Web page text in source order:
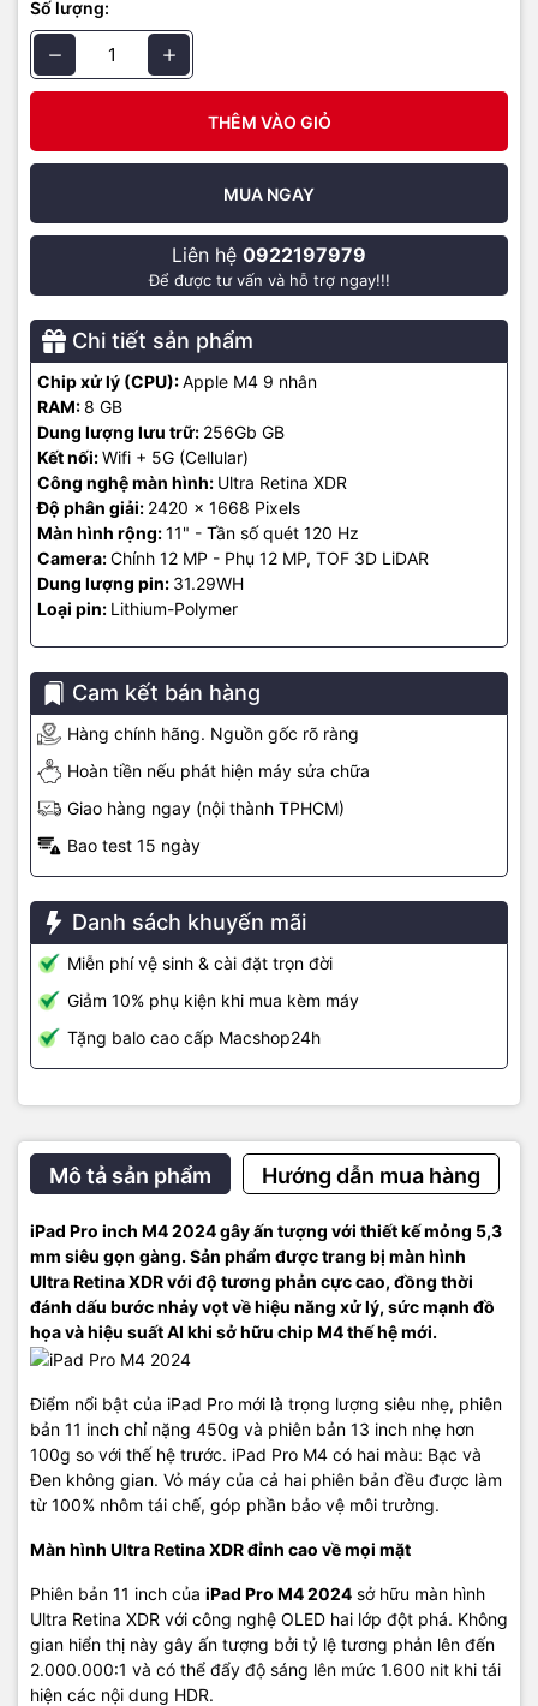
Số lượng:
THÊM VÀO GIỎ
MUA NGAY
Liên hệ 0922197979
Để được tư vấn và hỗ trợ ngay!!!
Chi tiết sản phẩm
Chip xử lý (CPU):Apple M4 9 nhân
RAM:8 GB
Dung lượng lưu trữ: 256Gb GB
Kết nối:Wifi + 5G (Cellular)
Công nghệ màn hình: Ultra Retina XDR
Độ phân giải: 2420 x 1668 Pixels
Màn hình rộng:11" - Tần số quét 120 Hz
Camera:Chính 12 MP - Phụ 12 MP, TOF 3D LiDAR
Dung lượng pin: 31.29WH
Loại pin: Lithium-Polymer
Cam kết bán hàng
Hàng chính hãng. Nguồn gốc rõ ràng
Hoàn tiền nếu phát hiện máy sửa chữa
Giao hàng ngay (nội thành TPHCM)
Bao test 15 ngày
Danh sách khuyến mãi
Miễn phí vệ sinh & cài đặt trọn đời
Giảm 10% phụ kiện khi mua kèm máy
Tặng balo cao cấp Macshop24h
Mô tả sản phẩm Hướng dẫn mua hàng
iPad Pro inch M4 2024 gây ấn tượng với thiết kế mỏng 5,3
mm siêu gọn gàng. Sản phẩm được trang bị màn hình
Ultra Retina XDR với độ tương phản cực cao, đồng thời
đánh dấu bước nhảy vọt về hiệu năng xử lý, sức mạnh đồ
họa và hiệu suất AI khi sở hữu chip M4 thế hệ mới.
Điểm nổi bật của iPad Pro mới là trọng lượng siêu nhẹ, phiên
bản 11 inch chỉ nặng 450g và phiên bản 13 inch nhẹ hơn
100g so với thế hệ trước. iPad Pro M4 có hai màu: Bạc và
Đen không gian. Vỏ máy của cả hai phiên bản đều được làm
từ 100% nhôm tái chế, góp phần bảo vệ môi trường.
Màn hình Ultra Retina XDR đỉnh cao về mọi mặt
Phiên bản 11 inch của iPad Pro M4 2024 sở hữu màn hình
Ultra Retina XDR với công nghệ OLED hai lớp đột phá. Không
gian hiển thị này gây ấn tượng bởi tỷ lệ tương phản lên đến
2.000.000:1 và có thể đẩy độ sáng lên mức 1.600 nit khi tái
hiện các nội dung HDR.
từ các dịch vụ phát trực tuyến.
Camera iPad Pro M4
iPad Pro M4 mới được trang bị hệ thống camera tân tiến, 4 micrô
chuẩn phòng thu. Camera sau 12MP chụp ảnh HDR thông minh
sống động, quay video sắc nét với độ chi tiết cao ngay cả trong
điều kiện thiếu sáng. Đèn flash True Tone thích ứng. Công nghệ AI
thông minh, tự động nhận diện tài liệu trong ứng dụng Camera, loại
bỏ bóng tối và ghép ảnh để tạo ra bản scan sắc nét nhất.
Kết nối trên iPad Pro M4
iPad Pro M4 được trang bị cổng USB-C Thunderbolt 3 và USB 4,
cho phép kết nối dây tốc độ cao lên đến 40Gb/s. Hỗ trợ Wi-Fi 6E.
nổi bật là iPad Pro Cellular mới được tích hợp eSIM, giải pháp thay
chuyển đổi giữa các gói thuê bao hiện có và lưu trữ nhiều gói di
động trên cùng một thiết bị. Bạn có thể thoải mái đăng ký gói dữ
vực trên toàn thế giới mà không cần mua SIM vật lý từ nhà mạng
địa phương.